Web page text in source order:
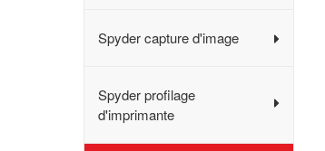
Spyder capture d'image
Spyder profilage
d'imprimante